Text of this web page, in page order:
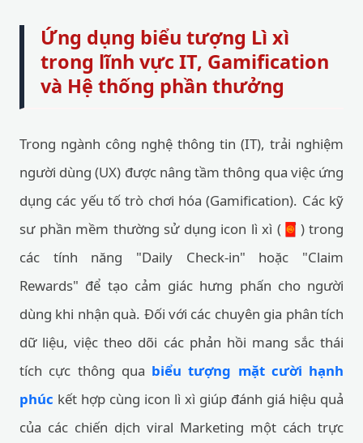
Ứng dụng biểu tượng Lì xì
trong lĩnh vực IT, Gamification
và Hệ thống phần thưởng
Trong ngành công nghệ thông tin (IT), trải nghiệm
người dùng (UX) được nâng tầm thông qua việc ứng
dụng các yếu tố trò chơi hóa (Gamification). Các kỹ
sư phần mềm thường sử dụng icon lì xì (🧧) trong
các tính năng "Daily Check-in" hoặc "Claim
Rewards" để tạo cảm giác hưng phấn cho người
dùng khi nhận quà. Đối với các chuyên gia phân tích
dữ liệu, việc theo dõi các phản hồi mang sắc thái
tích cực thông qua biểu tượng mặt cười hạnh
phúc kết hợp cùng icon lì xì giúp đánh giá hiệu quả
của các chiến dịch viral Marketing một cách trực